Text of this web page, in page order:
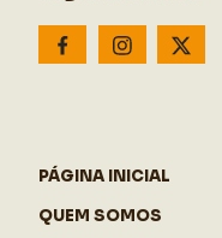
PÁGINA INICIAL
QUEM SOMOS